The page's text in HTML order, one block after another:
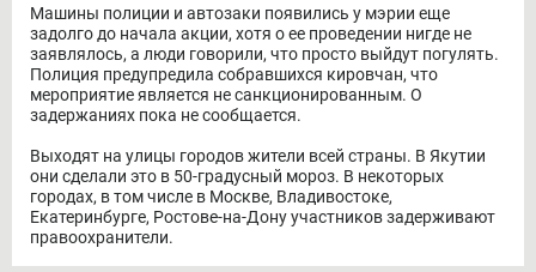
Машины полиции и автозаки появились у мэрии еще
задолго до начала акции, хотя о ее проведении нигде не
заявлялось, а люди говорили, что просто выйдут погулять.
Полиция предупредила собравшихся кировчан, что
мероприятие является не санкционированным. О
задержаниях пока не сообщается.
Выходят на улицы городов жители всей страны. В Якутии
они сделали это в 50-градусный мороз. В некоторых
городах, в том числе в Москве, Владивостоке,
Екатеринбурге, Ростове-на-Дону участников задерживают
правоохранители.